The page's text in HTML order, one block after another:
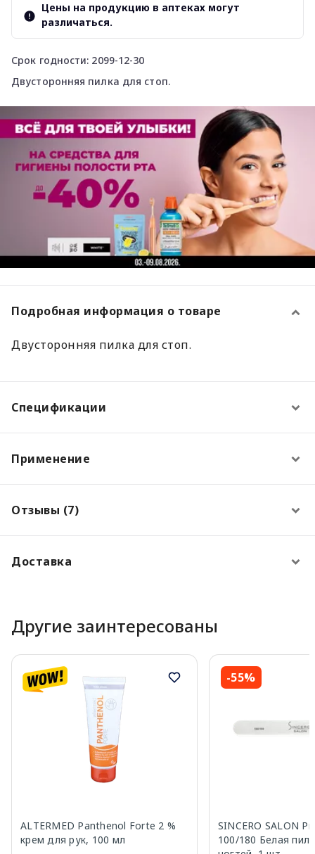
Срок годности: 2099-12-30
Двусторонняя пилка для стоп.
Цены на продукцию в аптеках могут
различаться.
Подробная информация о товаре
Двусторонняя пилка для стоп.
Спецификации
Применение
Отзывы (7)
Доставка
Другие заинтересованы
ALTERMED Panthenol Forte 2 %
крем для рук, 100 мл
-55%
SINCERO SALON
100/180 Белая